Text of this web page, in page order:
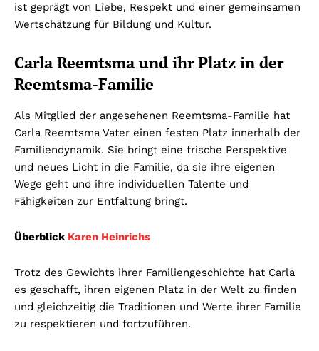
ist geprägt von Liebe, Respekt und einer gemeinsamen
Wertschätzung für Bildung und Kultur.
Carla Reemtsma und ihr Platz in der
Reemtsma-Familie
Als Mitglied der angesehenen Reemtsma-Familie hat
Carla Reemtsma Vater einen festen Platz innerhalb der
Familiendynamik. Sie bringt eine frische Perspektive
und neues Licht in die Familie, da sie ihre eigenen
Wege geht und ihre individuellen Talente und
Fähigkeiten zur Entfaltung bringt.
Überblick Karen Heinrichs
Trotz des Gewichts ihrer Familiengeschichte hat Carla
es geschafft, ihren eigenen Platz in der Welt zu finden
und gleichzeitig die Traditionen und Werte ihrer Familie
zu respektieren und fortzuführen.